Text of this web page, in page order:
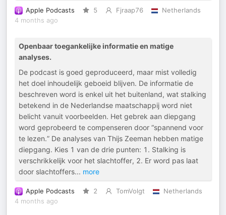
Apple Podcasts 5 Fjraap76
Netherlands
4 months ago
Openbaar toegankelijke informatie en matige
analyses.
De podcast is goed geproduceerd, maar mist volledig
het doel inhoudelijk geboeid blijven. De informatie de
beschreven word is enkel uit het buitenland, wat stalking
betekend in de Nederlandse maatschappij word niet
belicht vanuit voorbeelden. Het gebrek aan diepgang
word geprobeerd te compenseren door “spannend voor
te lezen.” De analyses van Thijs Zeeman hebben matige
diepgang. Kies 1 van de drie punten: 1. Stalking is
verschrikkelijk voor het slachtoffer, 2. Er word pas laat
door slachtoffers... more
Apple Podcasts 2 TomVolgt
Netherlands
4 months ago